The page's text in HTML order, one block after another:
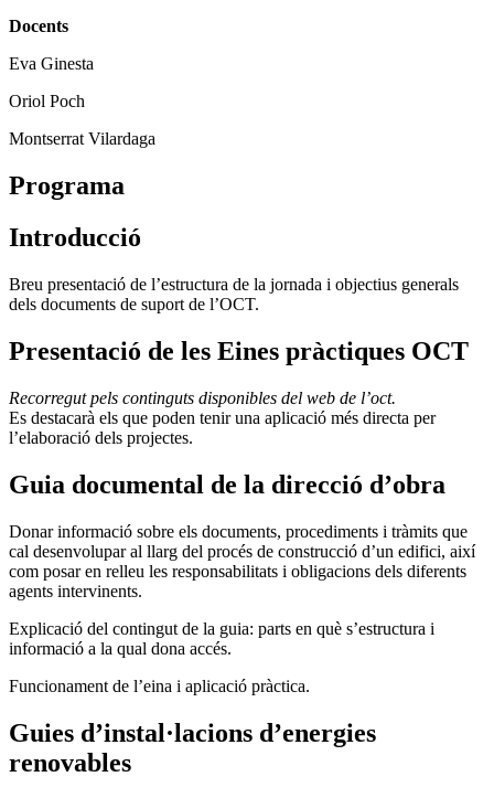
Docents
Eva Ginesta
Oriol Poch
Montserrat Vilardaga
Programa
Introducció
Breu presentació de l’estructura de la jornada i objectius generals
dels documents de suport de l’OCT.
Presentació de les Eines pràctiques OCT
Recorregut pels continguts disponibles del web de l’oct.
Es destacarà els que poden tenir una aplicació més directa per
l’elaboració dels projectes.
Guia documental de la direcció d’obra
Donar informació sobre els documents, procediments i tràmits que
cal desenvolupar al llarg del procés de construcció d’un edifici, així
com posar en relleu les responsabilitats i obligacions dels diferents
agents intervinents.
Explicació del contingut de la guia: parts en què s’estructura i
informació a la qual dona accés.
Funcionament de l’eina i aplicació pràctica.
Guies d’instal·lacions d’energies
renovables